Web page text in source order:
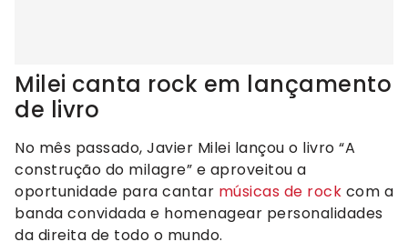
Milei canta rock em lançamento
de livro
No mês passado, Javier Milei lançou o livro “A
construção do milagre” e aproveitou a
oportunidade para cantar músicas de rock com a
banda convidada e homenagear personalidades
da direita de todo o mundo.